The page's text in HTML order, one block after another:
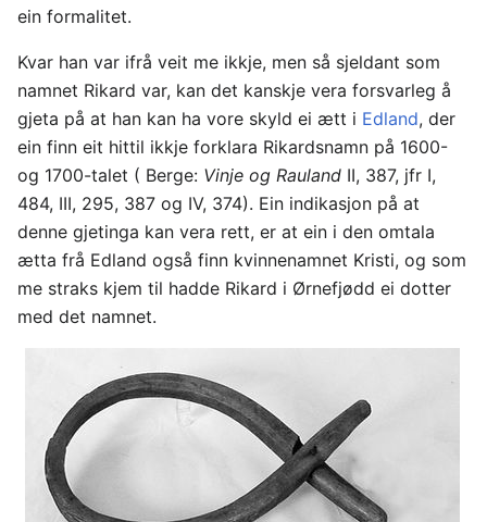
ein formalitet.
Kvar han var ifrå veit me ikkje, men så sjeldant som
namnet Rikard var, kan det kanskje vera forsvarleg å
gjeta på at han kan ha vore skyld ei ætt i Edland, der
ein finn eit hittil ikkje forklara Rikardsnamn på 1600-
og 1700-talet ( Berge: Vinje og Rauland II, 387, jfr I,
484, III, 295, 387 og IV, 374). Ein indikasjon på at
denne gjetinga kan vera rett, er at ein i den omtala
ætta frå Edland også finn kvinnenamnet Kristi, og som
me straks kjem til hadde Rikard i Ørnefjødd ei dotter
med det namnet.